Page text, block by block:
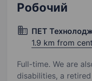
Робочий
ПЕТ
1.9 km from
Full-time. We are
disabilities, a